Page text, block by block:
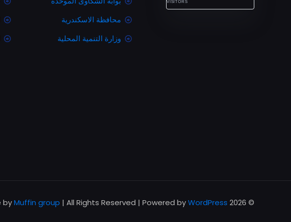
VISITORS
محافظة الاسكندرية
وزارة التنمية المحلية
© 2026 Betheme by
Muffin group | All Rights Reserved | Powered byWordPress